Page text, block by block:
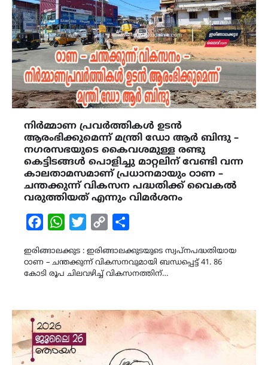
നിർമ്മാണ പ്രവർത്തികൾ ഉടൻ
ആരംഭിക്കുമെന്ന് മന്ത്രി ഡോ ആർ ബിന്ദു –
നഗരസഭയുടെ കൈവശമുള്ള രണ്ടു
കെട്ടിടങ്ങൾ പൊളിച്ചു മാറ്റലിന് വേണ്ടി വന്ന
കാലതാമസമാണ് പ്രധാനമായും ഠാണ –
ചന്തക്കുന്ന് വികസന പദ്ധതിക്ക് വൈകൽ
വരുത്തിയത് എന്നും വിമർശനം
FacebookWhatsAppTwitterCopy
ഇരിങ്ങാലക്കുട : ഇരിങ്ങാലക്കുടയുടെ സ്വപ്നപദ്ധതിയായ
ഠാണ – ചന്തക്കുന്ന് വികസനവുമായി ബന്ധപ്പെട്ട് 41. 86
കോടി രൂപ ചിലവഴിച്ച് വികസനത്തിന്…